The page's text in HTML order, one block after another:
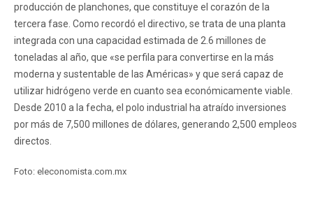
producción de planchones, que constituye el corazón de la
tercera fase. Como recordó el directivo, se trata de una planta
integrada con una capacidad estimada de 2.6 millones de
toneladas al año, que «se perfila para convertirse en la más
moderna y sustentable de las Américas» y que será capaz de
utilizar hidrógeno verde en cuanto sea económicamente viable.
Desde 2010 a la fecha, el polo industrial ha atraído inversiones
por más de 7,500 millones de dólares, generando 2,500 empleos
directos.
Foto: eleconomista.com.mx